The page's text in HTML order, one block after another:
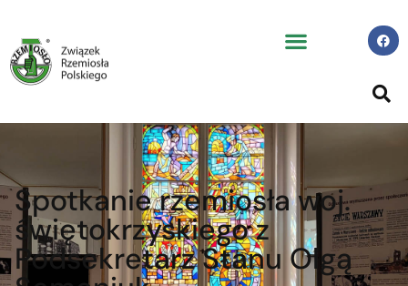
Spotkanie rzemiosła woj.
świętokrzyskiego z
Podsekretarz Stanu Olgą